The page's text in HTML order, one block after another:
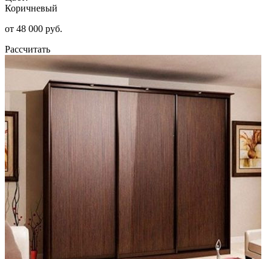
Коричневый
от 48 000 руб.
Рассчитать